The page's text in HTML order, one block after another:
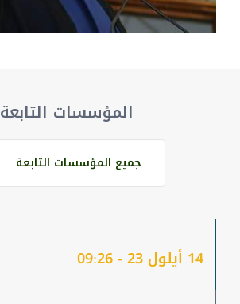
المؤسسات التابعة
جميع المؤسسات التابعة
14 أيلول 23 - 09:26